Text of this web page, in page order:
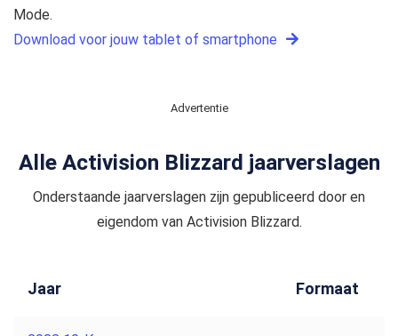
Mode.
Download voor jouw tablet of smartphone
Advertentie
Alle Activision Blizzard jaarverslagen
Onderstaande jaarverslagen zijn gepubliceerd door en
eigendom van Activision Blizzard.
Jaar Formaat